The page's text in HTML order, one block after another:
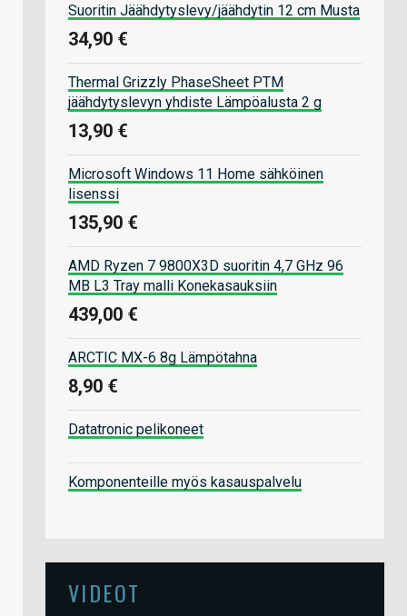
Suoritin Jäähdytyslevy/jäähdytin 12 cm Musta
34,90 €
Thermal Grizzly PhaseSheet PTM
jäähdytyslevyn yhdiste Lämpöalusta 2 g
13,90 €
Microsoft Windows 11 Home sähköinen
lisenssi
135,90 €
AMD Ryzen 7 9800X3D suoritin 4,7 GHz 96
MB L3 Tray malli Konekasauksiin
439,00 €
ARCTIC MX-6 8g Lämpötahna
8,90 €
Datatronic pelikoneet
Komponenteille myös kasauspalvelu
VIDEOT